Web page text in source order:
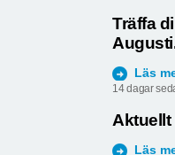
Träffa
Läs
14 dagar
Aktuellt
Läs